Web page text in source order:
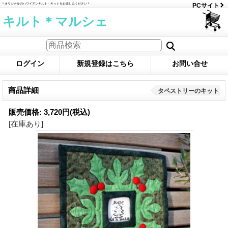
＊オリジナルのハワイアンキルト・キットをお楽しみください＊ PCサイト
キルト＊マルシェ
ログイン 新規登録はこちら お問い合せ
商品詳細 タペストリーのキット
販売価格: 3,720円(税込)
[在庫あり]